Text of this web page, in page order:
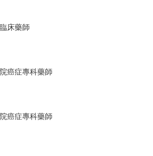
床藥師
癌症專科藥師
癌症專科藥師